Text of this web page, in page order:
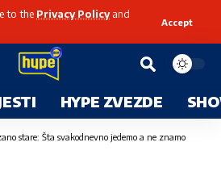
to the Privacy Policyand
Accept
HYPE ZVEZDE
stare: Šta svakodnevno jedemo a ne znamo